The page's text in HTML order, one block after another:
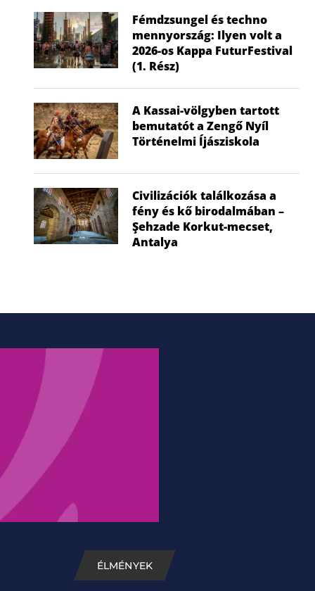
Fémdzsungel és techno
mennyország: Ilyen volt a
2026-os Kappa FuturFestival
(1. Rész)
A Kassai-völgyben tartott
bemutatót a Zengő Nyíl
Történelmi Íjásziskola
Civilizációk találkozása a
fény és kő birodalmában –
Şehzade Korkut-mecset,
Antalya
ÉLMÉNYEK